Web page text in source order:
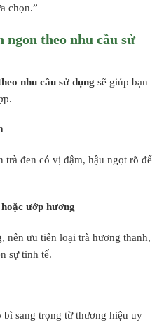
chọn.”
ngon theo nhu cầu sử
nhu cầu sử dụng sẽ giúp bạn
trà đen có vị đậm, hậu ngọt rõ để
ướp hương
nên ưu tiên loại trà hương thanh,
sự tinh tế.
sang trọng từ thương hiệu uy